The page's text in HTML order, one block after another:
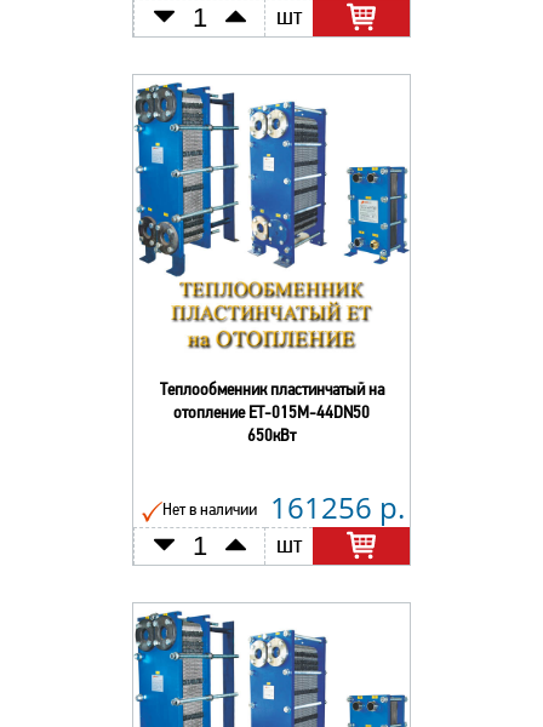
шт
Теплообменник пластинчатый на
отопление ЕТ-015М-44DN50
650кВт
Нет в наличии 161256 р.
шт